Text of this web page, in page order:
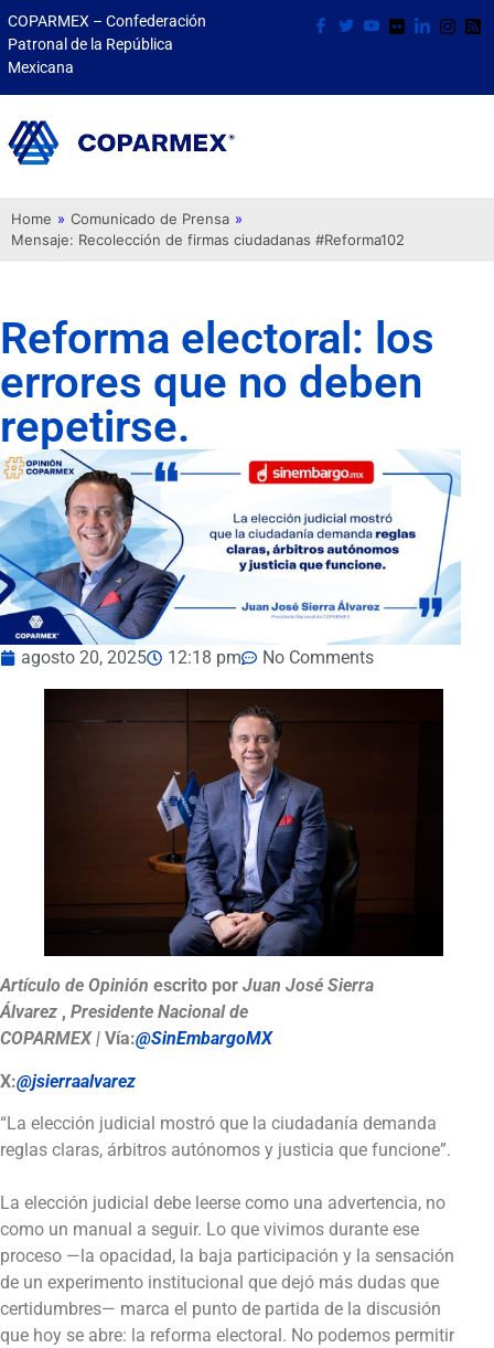
COPARMEX – Confederación
Patronal de la República
Mexicana
Home » Comunicado de Prensa »
Mensaje: Recolección de firmas ciudadanas #Reforma102
Reforma electoral: los
errores que no deben
repetirse.
agosto 20, 2025 12:18 pm No Comments
Artículo de Opinión escrito por Juan José Sierra
Álvarez , Presidente Nacional de
COPARMEX | Vía:@SinEmbargoMX
X:@jsierraalvarez
“La elección judicial mostró que la ciudadanía demanda
reglas claras, árbitros autónomos y justicia que funcione”.
La elección judicial debe leerse como una advertencia, no
como un manual a seguir. Lo que vivimos durante ese
proceso —la opacidad, la baja participación y la sensación
de un experimento institucional que dejó más dudas que
certidumbres— marca el punto de partida de la discusión
que hoy se abre: la reforma electoral. No podemos permitir